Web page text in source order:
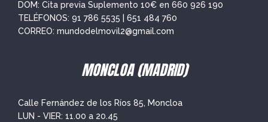
DOM: Cita previa Suplemento 10€ en 660 926 190
TELÉFONOS: 91 786 5535
651 484 760
CORREO: mundodelmovil2@gmail.com
MONCLOA (MADRID)
Calle Fernández de los Ríos 85, Moncloa
LUN - VIER: 11.00 a 20.45